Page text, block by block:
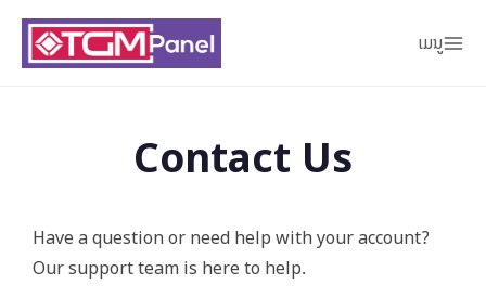
ເມນູ
Contact Us
Have a question or need help with your account?
Our support team is here to help.